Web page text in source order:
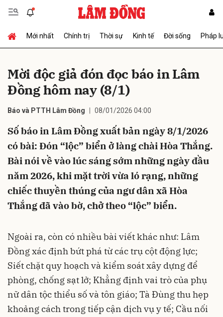
Mới nhất Chính trị Thời sự Kinh tế Đời sống Pháp
Mời độc giả đón đọc báo in Lâm
Đồng hôm nay (8/1)
Báo và PTTH Lâm Đồng 08/01/2026 04:00
Số báo in Lâm Đồng xuất bản ngày 8/1/2026
có bài: Đón “lộc” biển ở làng chài Hòa Thắng.
Bài nói về vào lúc sáng sớm những ngày đầu
năm 2026, khi mặt trời vừa ló rạng, những
chiếc thuyền thúng của ngư dân xã Hòa
Thắng đã vào bờ, chở theo “lộc” biển.
Ngoài ra, còn có nhiều bài viết khác như: Lâm
Đồng xác định bứt phá từ các trụ cột động lực;
Siết chặt quy hoạch và kiểm soát xây dựng để
phòng, chống sạt lở; Khẳng định vai trò của phụ
nữ dân tộc thiểu số và tôn giáo; Tà Đùng thu hẹp
khoảng cách trong tiếp cận dịch vụ y tế; Cầu nối
Gửi bình luận
Hủy Gửi